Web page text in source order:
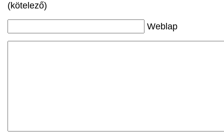
(kötelező)
Weblap